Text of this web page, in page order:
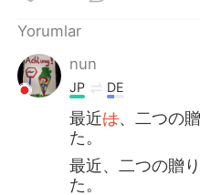
한국어
ไทย
Italiano
Português
Yorumlar
nun
JP DE
最近は、二つの
た。
最近、二つの贈
た。